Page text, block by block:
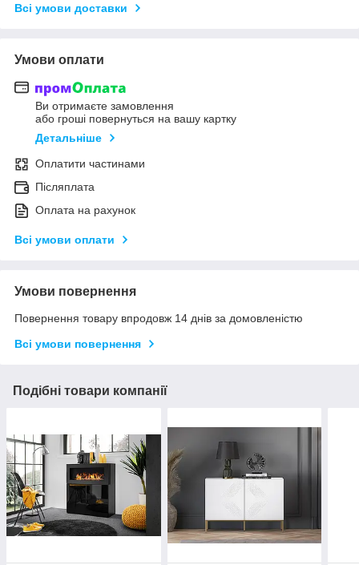
Всі умови доставки
Умови оплати
Ви отримаєте замовлення
або гроші повернуться на вашу картку
Детальніше
Оплатити частинами
Післяплата
Оплата на рахунок
Всі умови оплати
Умови повернення
Повернення товару впродовж 14 днів за домовленістю
Всі умови повернення
Подібні товари компанії